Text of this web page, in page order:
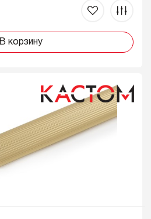
В корзину